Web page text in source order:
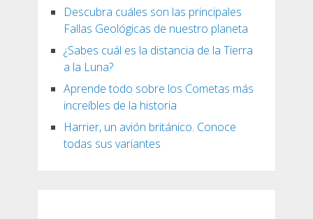
Descubra cuáles son las principales
Fallas Geológicas de nuestro planeta
¿Sabes cuál es la distancia de la Tierra
a la Luna?
Aprende todo sobre los Cometas más
increíbles de la historia
Harrier, un avión británico. Conoce
todas sus variantes